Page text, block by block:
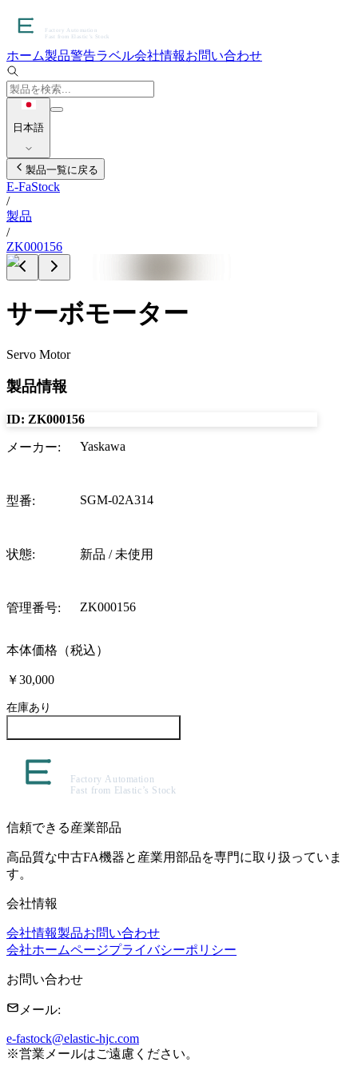
ホーム製品警告ラベル会社情報お問い合わせ
日本語
製品一覧に戻る
E-FaStock
/
製品
/
ZK000156
サーボモーター
Servo Motor
製品情報
ID: ZK000156
メーカー: Yaskawa
型番: SGM-02A314
状態: 新品 / 未使用
管理番号: ZK000156
本体価格（税込）
￥30,000
在庫あり
信頼できる産業部品
高品質な中古FA機器と産業用部品を専門に取り扱っていま
す。
会社情報
会社情報製品お問い合わせ
会社ホームページプライバシーポリシー
お問い合わせ
メール:
e-fastock@elastic-hjc.com
※営業メールはご遠慮ください。